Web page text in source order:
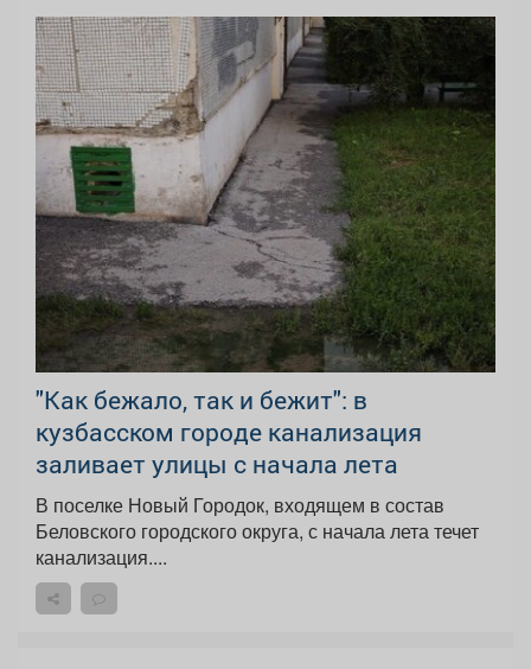
"Как бежало, так и бежит": в
кузбасском городе канализация
заливает улицы с начала лета
В поселке Новый Городок, входящем в состав
Беловского городского округа, с начала лета течет
канализация....